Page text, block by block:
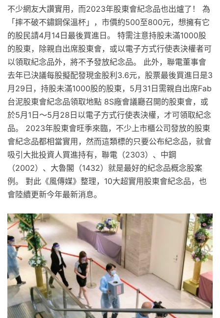
不少網友大讚實用，而2023年股東會紀念品也出爐了！ 為
「摔不破不鏽鋼保溫杯」，市價約500至800元，想擁有它
的股民請4月14日最後買進日。 特需注意持股未滿1000股
的股東，除親自出席股東會，或以電子方式行使表決權者可
以領取紀念品外，將不予發放紀念品。 此外，聯電董事會
去年已決議每股擬配發現金股利3.6元，股票最後買進日是3
月29日，持股未滿1000股的股東，5月31日需親自出席Fab
台泥股東會紀念品領取地點 8S廠會議廳召開的股東會，或
於5月1日～5月28日以電子方式行使表決權，才可領取紀念
品。 2023年股東會旺季來臨，不少上市櫃公司發放的股東
會紀念品都相當實用，然而這類標的只要公布紀念品，就會
吸引大批投資人買進持有，聯電（2303）、中鋼
（2002）、大魯閣（1432）就是最好的紀念品概念股案
例。 對此《風傳媒》整理，10大超實用股東會紀念品，也
會陸續更新今年最新消息。